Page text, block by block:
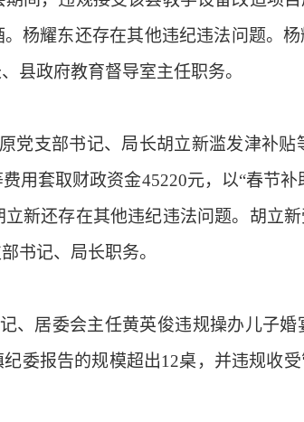
杨耀东还存在其他违纪违法问题。
县政府教育督导室主任职务。
支部书记、局长胡立新滥发津补贴
用套取财政资金45220元，以“春节
新还存在其他违纪违法问题。胡立
书记、局长职务。
居委会主任黄英俊违规操办儿子婚
委报告的规模超出12桌，并违规收